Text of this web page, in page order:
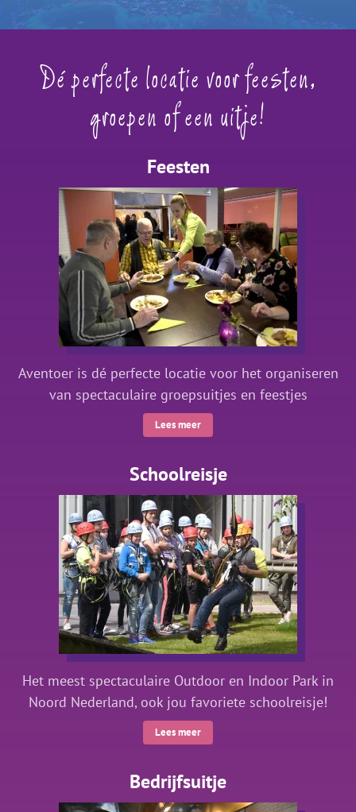
Dé perfecte locatie voor feesten,
groepen of een uitje!
Feesten
Aventoer is dé perfecte locatie voor het organiseren
van spectaculaire groepsuitjes en feestjes
Lees meer
Schoolreisje
Het meest spectaculaire Outdoor en Indoor Park in
Noord Nederland, ook jou favoriete schoolreisje!
Lees meer
Bedrijfsuitje